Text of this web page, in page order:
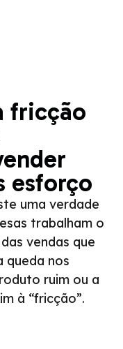
fricção
esforço
uma verdade
trabalham o
vendas que
queda nos
ruim ou a
à “fricção”.